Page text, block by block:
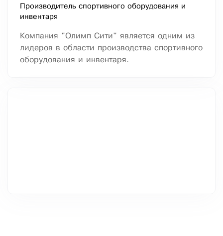
Производитель спортивного оборудования и
инвентаря
Компания "Олимп Сити" является одним из
лидеров в области производства спортивного
оборудования и инвентаря.